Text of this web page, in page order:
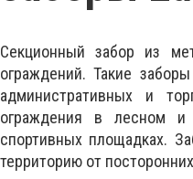
Секционный забор из
ограждений. Такие
административных и
ограждения в лесном и
спортивных площадках.
территорию от